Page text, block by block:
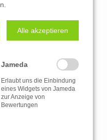
unserer Praxis
Dr. Flex
Alle akzeptieren
Jameda
Erlaubt uns die Einbindung
eines Widgets von Jameda
zur Anzeige von
Bewertungen